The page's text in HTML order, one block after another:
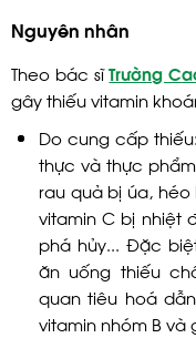
Nguyên nhân
Theo bác sĩTrường
gây thiếu vitamin
Do cung cấp
thực và thực
rau quả bị úa,
vitamin C bị nhiệt
phá hủy... Đặc
ăn uống thiếu
quan tiêu hoá
vitamin nhóm B và